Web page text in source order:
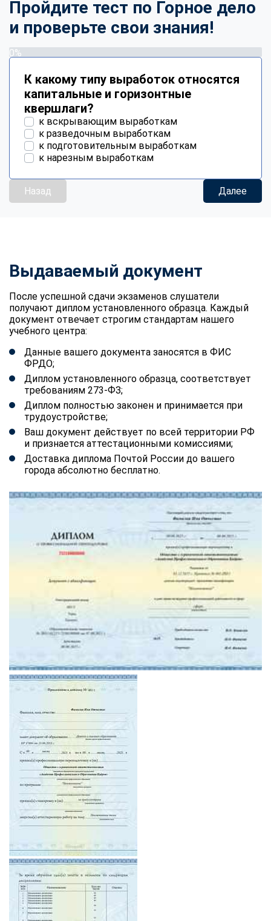
Пройдите тест по Горное дело
и проверьте свои знания!
0%
К какому типу выработок относятся
капитальные и горизонтные
квершлаги?
к вскрывающим выработкам
к разведочным выработкам
к подготовительным выработкам
к нарезным выработкам
Назад Далее
Выдаваемый документ
После успешной сдачи экзаменов слушатели
получают диплом установленного образца. Каждый
документ отвечает строгим стандартам нашего
учебного центра:
Данные вашего документа заносятся в ФИС
ФРДО;
Диплом установленного образца, соответствует
требованиям 273-ФЗ;
Диплом полностью законен и принимается при
трудоустройстве;
Ваш документ действует по всей территории РФ
и признается аттестационными комиссиями;
Доставка диплома Почтой России до вашего
города абсолютно бесплатно.